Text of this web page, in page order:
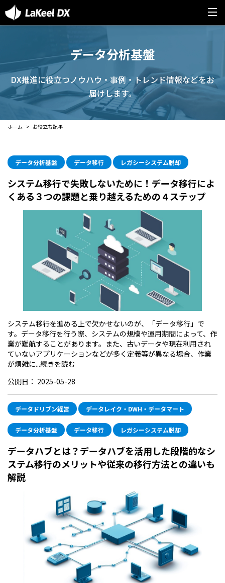
データ分析基盤
DX推進に役立つノウハウ・事例・トレンド情報などをお
届けします。
ホーム お役立ち記事
データ分析基盤 データ移行 レガシーシステム脱却
システム移行で失敗しないために！データ移行によ
くある３つの課題と乗り越えるための４ステップ
システム移行を進める上で欠かせないのが、「データ移行」で
す。データ移行を行う際、システムの規模や運用期間によって、作
業が難航することがあります。また、古いデータや現在利用され
ていないアプリケーションなどが多く定義等が異なる場合、作業
が煩雑に...続きを読む
公開日： 2025-05-28
データドリブン経営 データレイク・DWH・データマート
データ分析基盤 データ移行 レガシーシステム脱却
データハブとは？データハブを活用した段階的なシ
ステム移行のメリットや従来の移行方法との違いも
解説